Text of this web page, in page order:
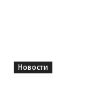
Новости